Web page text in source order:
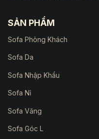
SẢN PHẨM
Sofa Phòng Khách
Sofa Da
Sofa Nhập Khẩu
Sofa Nỉ
Sofa Văng
Sofa Góc L